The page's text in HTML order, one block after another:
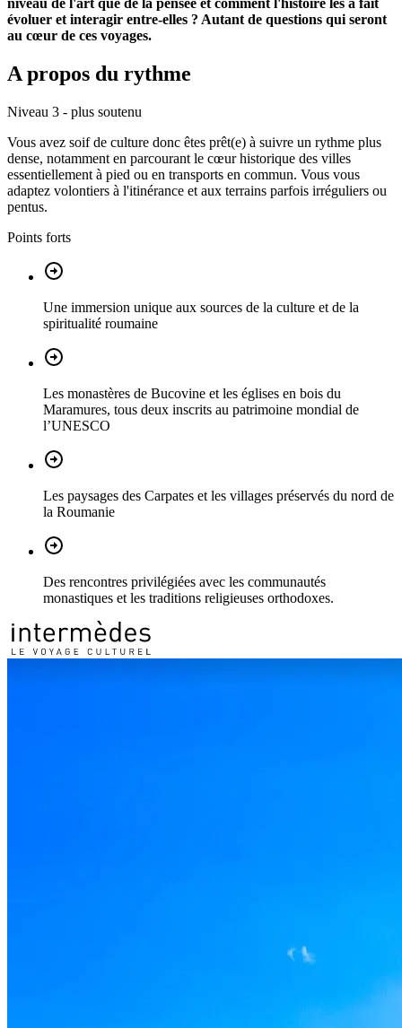
niveau de l'art que de la pensée et comment l'histoire les a fait
évoluer et interagir entre-elles ? Autant de questions qui seront
au cœur de ces voyages.
A propos du rythme
Niveau 3 - plus soutenu
Vous avez soif de culture donc êtes prêt(e) à suivre un rythme plus
dense, notamment en parcourant le cœur historique des villes
essentiellement à pied ou en transports en commun. Vous vous
adaptez volontiers à l'itinérance et aux terrains parfois irréguliers ou
pentus.
Points forts
Une immersion unique aux sources de la culture et de la
spiritualité roumaine
Les monastères de Bucovine et les églises en bois du
Maramures, tous deux inscrits au patrimoine mondial de
l’UNESCO
Les paysages des Carpates et les villages préservés du nord de
la Roumanie
Des rencontres privilégiées avec les communautés
monastiques et les traditions religieuses orthodoxes.